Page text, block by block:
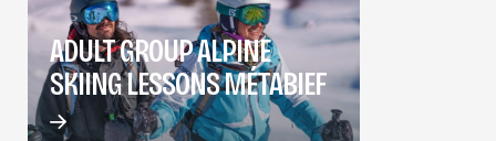
ADULT GROUP ALPINE
SKIING LESSONS MÉTABIEF